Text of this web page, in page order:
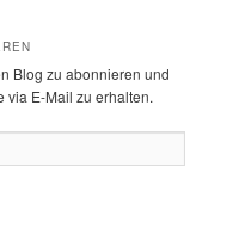
Blog zu abonnieren und
via E-Mail zu erhalten.